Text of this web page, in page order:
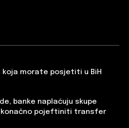
morate posjetiti u BiH
banke naplaćuju skupe
konačno pojeftiniti transfer